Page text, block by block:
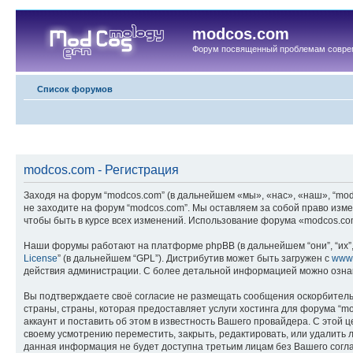
modcos.com
Форум посвященный проблемам
Список форумов
modcos.com - Регистрация
Заходя на форум “modcos.com” (в дальнейшем «мы», «нас», «наш»,
не заходите на форум “modcos.com”. Мы оставляем за собой право
чтобы быть в курсе всех изменений. Использование форума
Наши форумы работают на платформе phpBB (в дальнейшем “они”, “их”,
License” (в дальнейшем “GPL”). Дистрибутив может быть загружен с
действия администрации. С более детальной информацией можно
Вы подтверждаете своё согласие не размещать сообщения
страны, страны, которая предоставляет услуги хостинга для форума
аккаунт и поставить об этом в известность Вашего провайдера. С
своему усмотрению переместить, закрыть, редактировать, или
данная информация не будет доступна третьим лицам без Вашего